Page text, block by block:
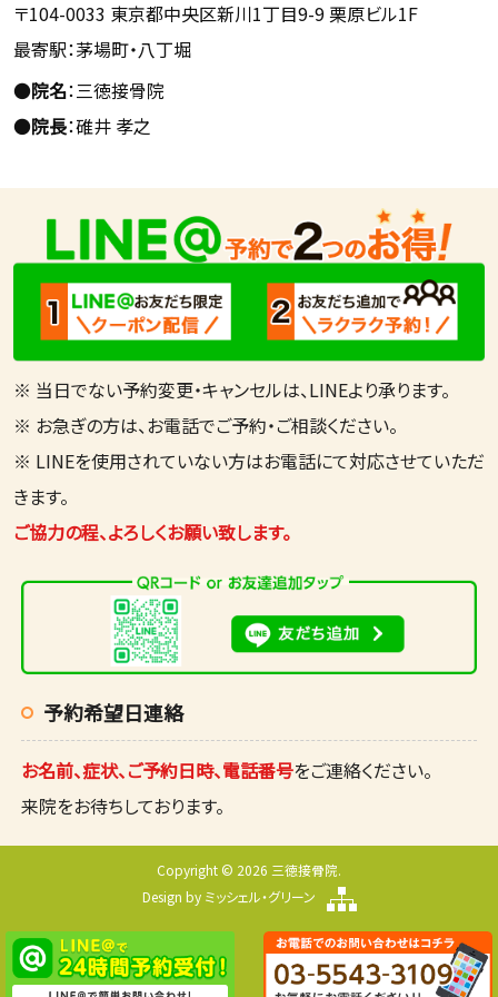
〒104-0033 東京都中央区新川1丁目9-9 栗原ビル1F
最寄駅：茅場町・八丁堀
●院名：三徳接骨院
●院長：碓井 孝之
※ 当日でない予約変更・キャンセルは、LINEより承ります。
※ お急ぎの方は、お電話でご予約・ご相談ください。
※ LINEを使用されていない方はお電話にて対応させていただ
きます。
ご協力の程、よろしくお願い致します。
予約希望日連絡
お名前、症状、ご予約日時、電話番号をご連絡ください。
来院をお待ちしております。
Copyright © 2026 三徳接骨院.
Design by ミッシェル・グリーン